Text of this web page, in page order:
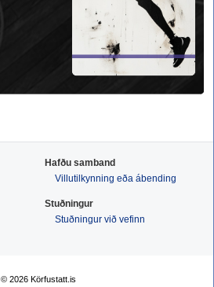
Hafðu samband
Villutilkynning eða ábending
Stuðningur
Stuðningur við vefinn
© 2026 Körfustatt.is